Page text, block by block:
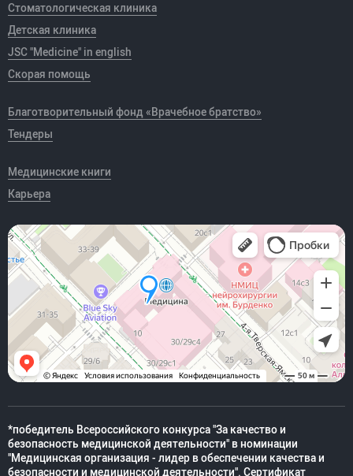
Стоматологическая клиника
Детская клиника
JSC "Medicine" in english
Скорая помощь
Благотворительный фонд «Врачебное братство»
Тендеры
Медицинские книги
Карьера
*победитель Всероссийского конкурса "За качество и
безопасность медицинской деятельности" в номинации
"Медицинская организация - лидер в обеспечении качества и
безопасности и медицинской деятельности". Сертификат